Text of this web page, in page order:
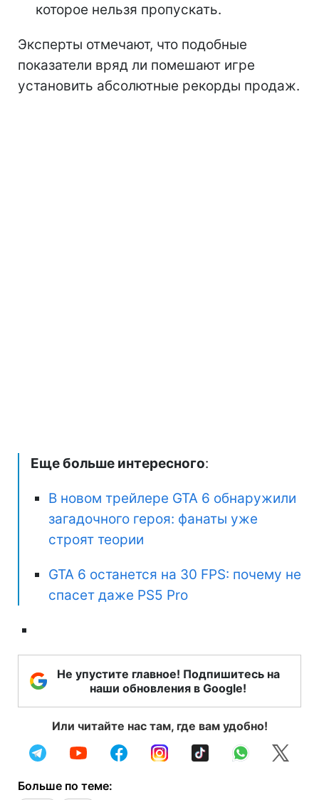
которое нельзя пропускать.
Эксперты отмечают, что подобные
показатели вряд ли помешают игре
установить абсолютные рекорды продаж.
Еще больше интересного:
В новом трейлере GTA 6 обнаружили
загадочного героя: фанаты уже
строят теории
GTA 6 останется на 30 FPS: почему не
спасет даже PS5 Pro
Не упустите главное! Подпишитесь на
наши обновления в Google!
Или читайте нас там, где вам удобно!
Больше по теме: